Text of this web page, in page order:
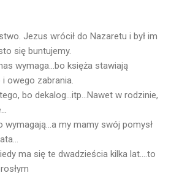
Jezus wrócił do Nazaretu i był im
się buntujemy.
wymaga...bo księża stawiają
owego zabrania.
bo dekalog...itp...Nawet w rodzinie,
my mamy swój pomysł
ma się te dwadzieścia kilka lat....to